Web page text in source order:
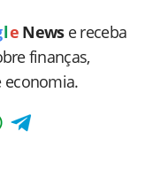
le News e receba
finanças,
economia.